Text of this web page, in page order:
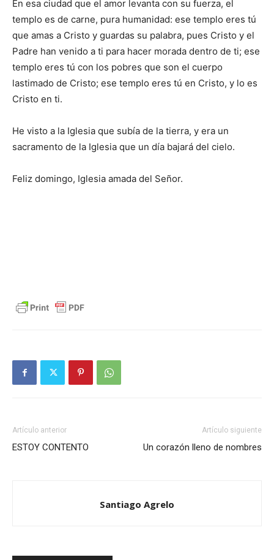
En esa ciudad que el amor levanta con su fuerza, el
templo es de carne, pura humanidad: ese templo eres tú
que amas a Cristo y guardas su palabra, pues Cristo y el
Padre han venido a ti para hacer morada dentro de ti; ese
templo eres tú con los pobres que son el cuerpo
lastimado de Cristo; ese templo eres tú en Cristo, y lo es
Cristo en ti.
He visto a la Iglesia que subía de la tierra, y era un
sacramento de la Iglesia que un día bajará del cielo.
Feliz domingo, Iglesia amada del Señor.
Artículo anterior
ESTOY CONTENTO
Artículo siguiente
Un corazón lleno de nombres
Santiago Agrelo